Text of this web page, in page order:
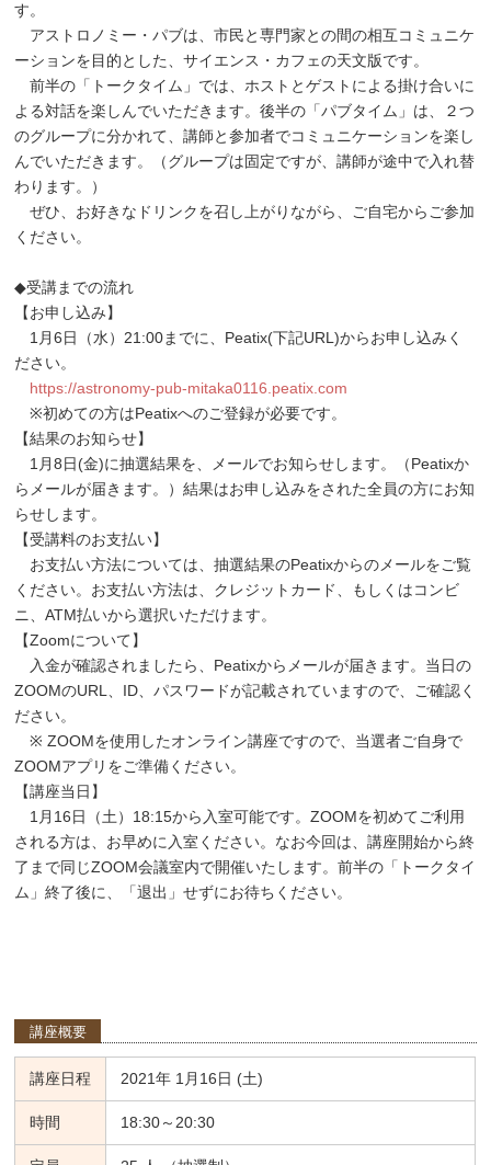
す。
アストロノミー・パブは、市民と専門家との間の相互コミュニケ
ーションを目的とした、サイエンス・カフェの天文版です。
前半の「トークタイム」では、ホストとゲストによる掛け合いに
よる対話を楽しんでいただきます。後半の「パブタイム」は、２つ
のグループに分かれて、講師と参加者でコミュニケーションを楽し
んでいただきます。（グループは固定ですが、講師が途中で入れ替
わります。）
ぜひ、お好きなドリンクを召し上がりながら、ご自宅からご参加
ください。
◆受講までの流れ
【お申し込み】
1月6日（水）21:00までに、Peatix(下記URL)からお申し込みく
ださい。
https://astronomy-pub-mitaka0116.peatix.com
※初めての方はPeatixへのご登録が必要です。
【結果のお知らせ】
1月8日(金)に抽選結果を、メールでお知らせします。（Peatixか
らメールが届きます。）結果はお申し込みをされた全員の方にお知
らせします。
【受講料のお支払い】
お支払い方法については、抽選結果のPeatixからのメールをご覧
ください。お支払い方法は、クレジットカード、もしくはコンビ
ニ、ATM払いから選択いただけます。
【Zoomについて】
入金が確認されましたら、Peatixからメールが届きます。当日の
ZOOMのURL、ID、パスワードが記載されていますので、ご確認く
ださい。
※ ZOOMを使用したオンライン講座ですので、当選者ご自身で
ZOOMアプリをご準備ください。
【講座当日】
1月16日（土）18:15から入室可能です。ZOOMを初めてご利用
される方は、お早めに入室ください。なお今回は、講座開始から終
了まで同じZOOM会議室内で開催いたします。前半の「トークタイ
ム」終了後に、「退出」せずにお待ちください。
講座概要
講座日程 2021年 1月16日 (土)
時間 18:30～20:30